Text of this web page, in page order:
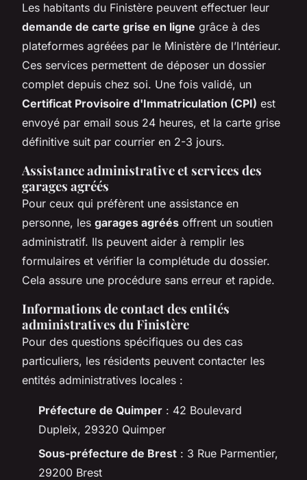
Les habitants du Finistère peuvent effectuer leur
demande de carte grise en ligne grâce à des
plateformes agréées par le Ministère de l’Intérieur.
Ces services permettent de déposer un dossier
complet depuis chez soi. Une fois validé, un
Certificat Provisoire d'Immatriculation (CPI) est
envoyé par email sous 24 heures, et la carte grise
définitive suit par courrier en 2-3 jours.
Assistance administrative et services des
garages agréés
Pour ceux qui préfèrent une assistance en
personne, les garages agréés offrent un soutien
administratif. Ils peuvent aider à remplir les
formulaires et vérifier la complétude du dossier.
Cela assure une procédure sans erreur et rapide.
Informations de contact des entités
administratives du Finistère
Pour des questions spécifiques ou des cas
particuliers, les résidents peuvent contacter les
entités administratives locales :
Préfecture de Quimper : 42 Boulevard
Dupleix, 29320 Quimper
Sous-préfecture de Brest : 3 Rue Parmentier,
29200 Brest